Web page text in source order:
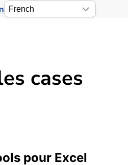
cases
pour Excel